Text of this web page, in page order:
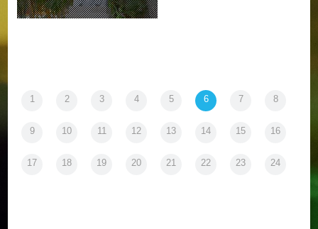
1 2 3 4 5 6 7 8
9 10 11 12 13 14 15 16
17 18 19 20 21 22 23 24